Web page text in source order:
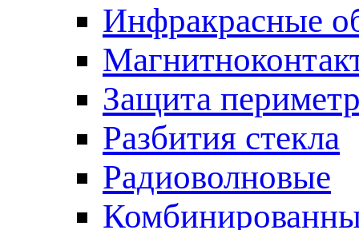
Инфракрасные
Защита
Разбития стекла
Радиоволновые